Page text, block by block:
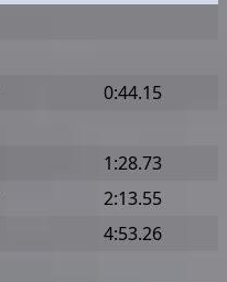
0:44.15
1:28.73
2:13.55
4:53.26